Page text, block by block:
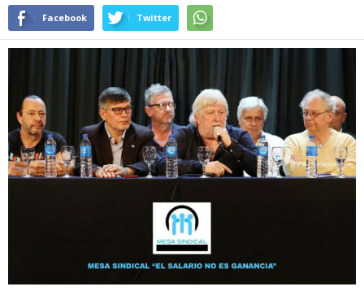
Facebook Twitter